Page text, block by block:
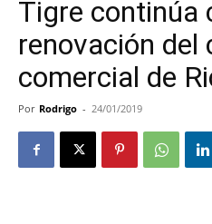
Tigre continúa
renovación del
comercial de
Por Rodrigo - 24/01/2019